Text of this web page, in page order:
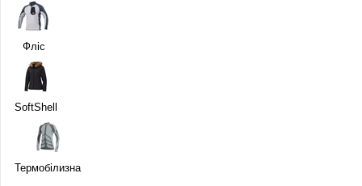
Фліс
SoftShell
Термобілизна